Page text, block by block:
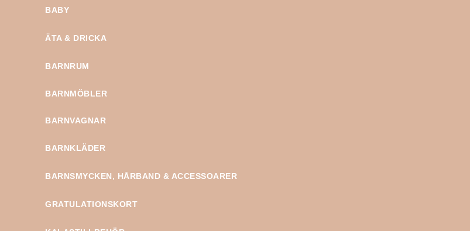
BABY
ÄTA & DRICKA
BARNRUM
BARNMÖBLER
BARNVAGNAR
BARNKLÄDER
BARNSMYCKEN, HÅRBAND & ACCESSOARER
GRATULATIONSKORT